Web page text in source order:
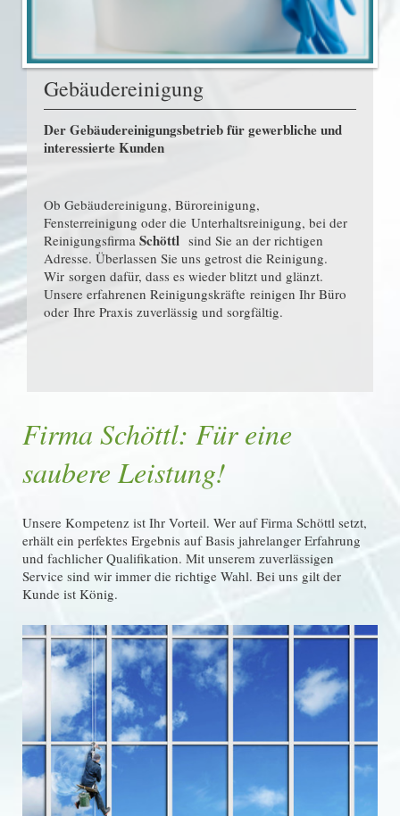
Gebäudereinigung
Der Gebäudereinigungsbetrieb für gewerbliche und
interessierte Kunden
Ob Gebäudereinigung, Büroreinigung,
Fensterreinigung oder die Unterhaltsreinigung, bei der
ReinigungsfirmaSchöttl sind Sie an der richtigen
Adresse. Überlassen Sie uns getrost die Reinigung.
Wir sorgen dafür, dass es wieder blitzt und glänzt.
Unsere erfahrenen Reinigungskräfte reinigen Ihr Büro
oder Ihre Praxis zuverlässig und sorgfältig.
Firma Schöttl: Für eine
saubere Leistung!
Unsere Kompetenz ist Ihr Vorteil. Wer auf Firma Schöttl setzt,
erhält ein perfektes Ergebnis auf Basis jahrelanger Erfahrung
und fachlicher Qualifikation. Mit unserem zuverlässigen
Service sind wir immer die richtige Wahl. Bei uns gilt der
Kunde ist König.